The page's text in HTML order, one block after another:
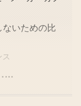
いための比